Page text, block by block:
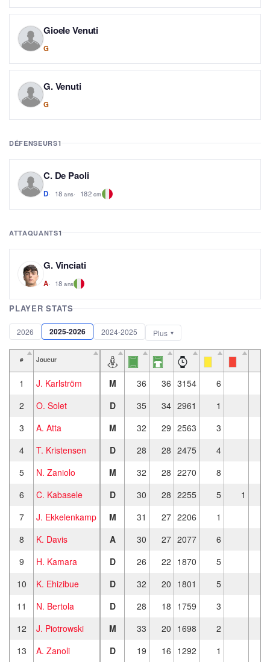
Gioele Venuti
G
G. Venuti
G
DÉFENSEURS1
C. De Paoli
D 18 ans 182 cm
ATTAQUANTS1
G. Vinciati
A 18 ans
PLAYER STATS
2026 2025-2026 2024-2025 Plus
# Joueur
1 J. Karlström M 36 36 3154 6
2
O. Solet D 35 34 2961 1
3
A. Atta M 32 29 2563 3
4
T. Kristensen D 28 28 2475 4
5
N. Zaniolo M 32 28 2270 8
6
C. Kabasele D 30 28 2255 5 1
7
J. Ekkelenkamp M 31 27 2206 1
8
K. Davis A 30 27 2077 6
9
H. Kamara D 26 22 1870
5
10
K. Ehizibue D 32 20 1801 5
11
N. Bertola D 28 18 1759
3
12
J. Piotrowski M 33 20 1698 2
13
A. Zanoli D 19 16 1292 1